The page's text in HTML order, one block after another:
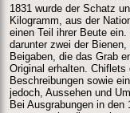
1831 wurde der Schatz
Kilogramm, aus der
einen Teil ihrer Beute
darunter zwei der
Beigaben, die das Grab
Original erhalten.
Beschreibungen sowie
jedoch, Aussehen und
Bei Ausgrabungen in den